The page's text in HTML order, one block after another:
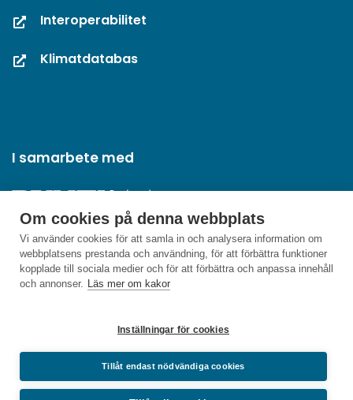
Om cookies på denna webbplats
Vi använder cookies för att samla in och analysera information om
webbplatsens prestanda och användning, för att förbättra funktioner
kopplade till sociala medier och för att förbättra och anpassa innehåll
och annonser. Läs mer om kakor
Inställningar för cookies
Tillåt endast nödvändiga cookies
Interoperabilitet
Klimatdatabas
I samarbete med